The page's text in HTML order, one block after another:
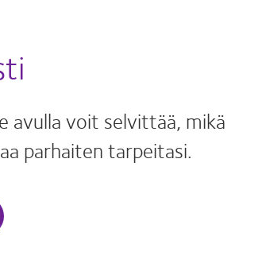
avulla voit selvittää, mikä
parhaiten tarpeitasi.